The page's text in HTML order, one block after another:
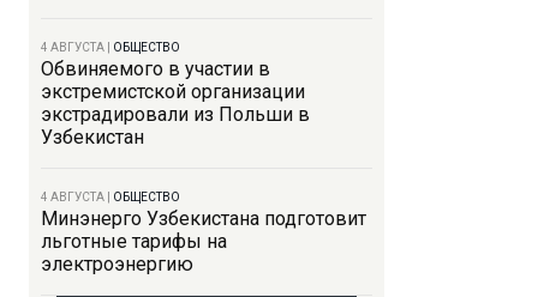
4 АВГУСТА ОБЩЕСТВО
Обвиняемого в участии в
экстремистской организации
экстрадировали из Польши в
Узбекистан
4 АВГУСТА ОБЩЕСТВО
Минэнерго Узбекистана подготовит
льготные тарифы на
электроэнергию